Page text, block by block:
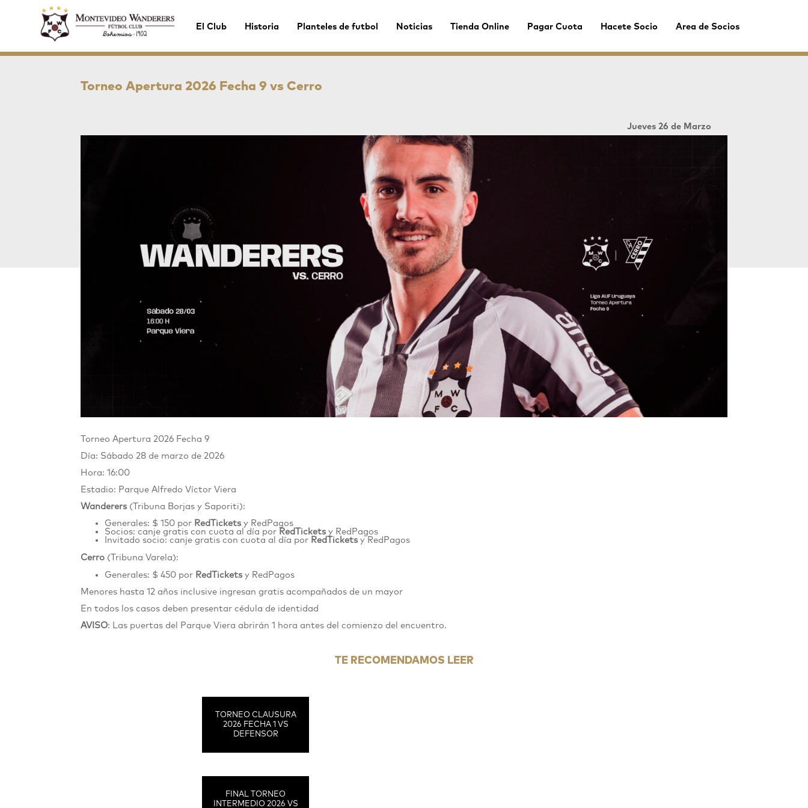
El Club Historia Planteles de futbol Noticias Tienda Online Pagar Cuota Hacete Socio Area de Socios
Torneo Apertura 2026 Fecha 9 vs Cerro
Jueves 26 de Marzo
Torneo Apertura 2026 Fecha 9
Día: Sábado 28 de marzo de 2026
Hora: 16:00
Estadio: Parque Alfredo Víctor Viera
Wanderers (Tribuna Borjas y Saporiti):
Generales: $ 150 por RedTickets y RedPagos
Socios: canje gratis con cuota al día por RedTickets y RedPagos
Invitado socio: canje gratis con cuota al día por RedTickets y RedPagos
Cerro (Tribuna Varela):
Generales: $ 450 por RedTickets y RedPagos
Menores hasta 12 años inclusive ingresan gratis acompañados de un mayor
En todos los casos deben presentar cédula de identidad
AVISO: Las puertas del Parque Viera abrirán 1 hora antes del comienzo del encuentro.
TE RECOMENDAMOS LEER
TORNEO CLAUSURA
2026 FECHA 1 VS
DEFENSOR
FINAL TORNEO
INTERMEDIO 2026 VS